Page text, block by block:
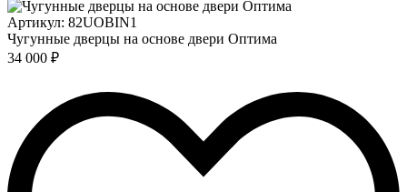
Артикул: 82UOBIN1
Чугунные дверцы на основе двери Оптима
34 000 ₽